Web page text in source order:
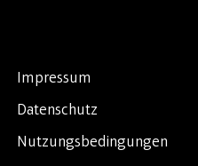
Impressum
Datenschutz
Nutzungsbedingungen